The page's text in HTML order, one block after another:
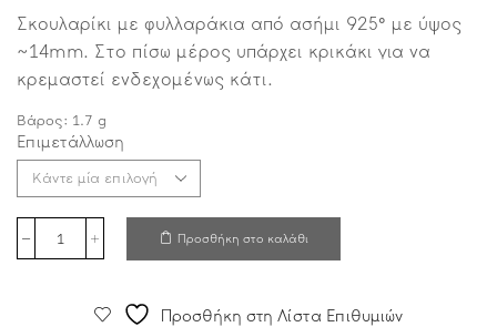
Σκουλαρίκι με φυλλαράκια από ασήμι 925° με ύψος
~14mm. Στο πίσω μέρος υπάρχει κρικάκι για να
κρεμαστεί ενδεχομένως κάτι.
Βάρος: 1.7 g
Επιμετάλλωση
Προσθήκη στο καλάθι
Προσθήκη στη Λίστα Επιθυμιών